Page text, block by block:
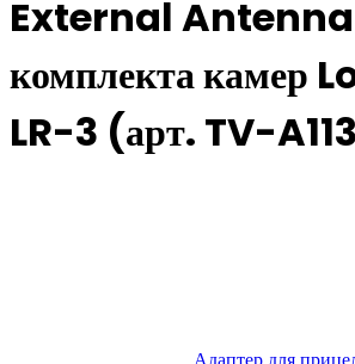
External Antenna
комплекта камер
LR-3 (арт. TV-
Адаптер для